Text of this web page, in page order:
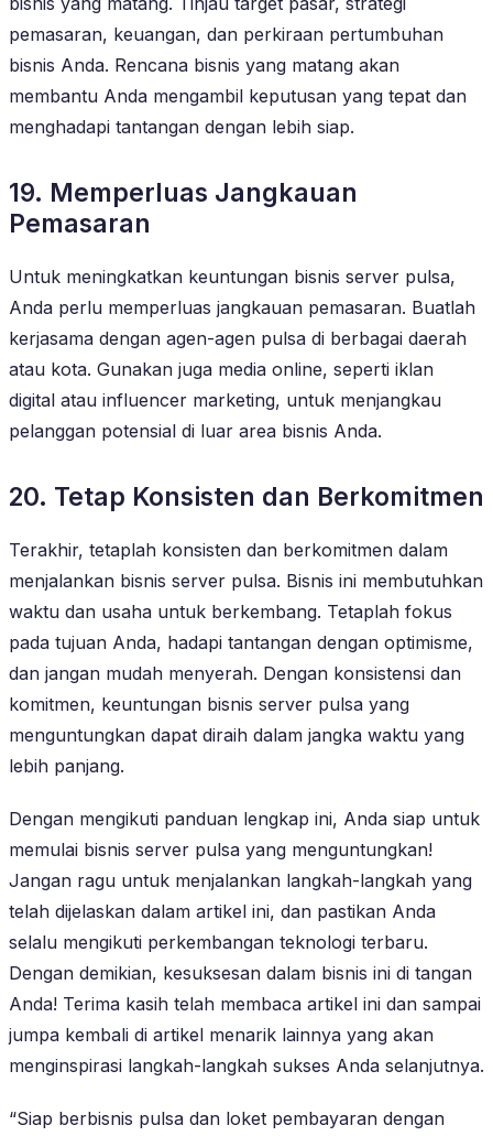
pemasaran, keuangan, dan perkiraan pertumbuhan
bisnis Anda. Rencana bisnis yang matang akan
membantu Anda mengambil keputusan yang tepat dan
menghadapi tantangan dengan lebih siap.
19. Memperluas Jangkauan
Pemasaran
Untuk meningkatkan keuntungan bisnis server pulsa,
Anda perlu memperluas jangkauan pemasaran. Buatlah
kerjasama dengan agen-agen pulsa di berbagai daerah
atau kota. Gunakan juga media online, seperti iklan
digital atau influencer marketing, untuk menjangkau
pelanggan potensial di luar area bisnis Anda.
20. Tetap Konsisten dan Berkomitmen
Terakhir, tetaplah konsisten dan berkomitmen dalam
menjalankan bisnis server pulsa. Bisnis ini membutuhkan
waktu dan usaha untuk berkembang. Tetaplah fokus
pada tujuan Anda, hadapi tantangan dengan optimisme,
dan jangan mudah menyerah. Dengan konsistensi dan
komitmen, keuntungan bisnis server pulsa yang
menguntungkan dapat diraih dalam jangka waktu yang
lebih panjang.
Dengan mengikuti panduan lengkap ini, Anda siap untuk
memulai bisnis server pulsa yang menguntungkan!
Jangan ragu untuk menjalankan langkah-langkah yang
telah dijelaskan dalam artikel ini, dan pastikan Anda
selalu mengikuti perkembangan teknologi terbaru.
Dengan demikian, kesuksesan dalam bisnis ini di tangan
Anda! Terima kasih telah membaca artikel ini dan sampai
jumpa kembali di artikel menarik lainnya yang akan
menginspirasi langkah-langkah sukses Anda selanjutnya.
“Siap berbisnis pulsa dan loket pembayaran dengan